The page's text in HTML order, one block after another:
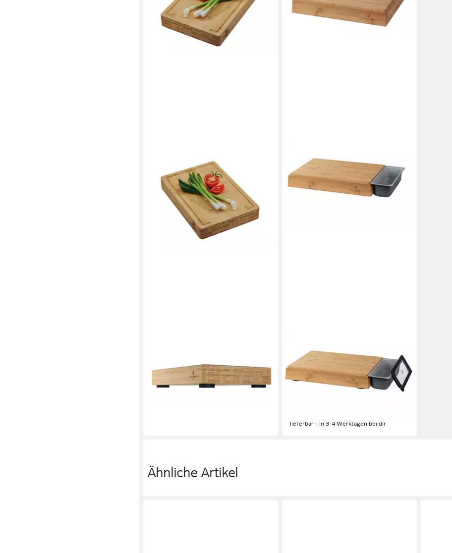
Silikonfüße, Saftrinne
ab 64,97 € 79,95 €
-19%
Schneidebrett Magnet Schneidebrett
Bambusbrett mit Metallcontainer zur
Aufbewahrung, magnetische
lieferbar - in 3-4 Werktagen bei dir
Ähnliche Artikel